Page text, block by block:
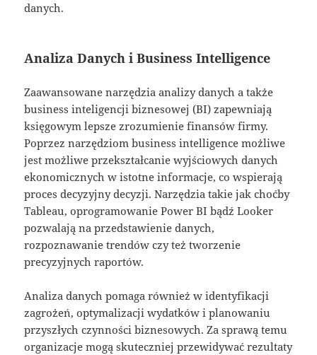
danych.
Analiza Danych i Business Intelligence
Zaawansowane narzędzia analizy danych a także
business inteligencji biznesowej (BI) zapewniają
księgowym lepsze zrozumienie finansów firmy.
Poprzez narzędziom business intelligence możliwe
jest możliwe przekształcanie wyjściowych danych
ekonomicznych w istotne informacje, co wspierają
proces decyzyjny decyzji. Narzędzia takie jak choćby
Tableau, oprogramowanie Power BI bądź Looker
pozwalają na przedstawienie danych,
rozpoznawanie trendów czy też tworzenie
precyzyjnych raportów.
Analiza danych pomaga również w identyfikacji
zagrożeń, optymalizacji wydatków i planowaniu
przyszłych czynności biznesowych. Za sprawą temu
organizacje mogą skuteczniej przewidywać rezultaty